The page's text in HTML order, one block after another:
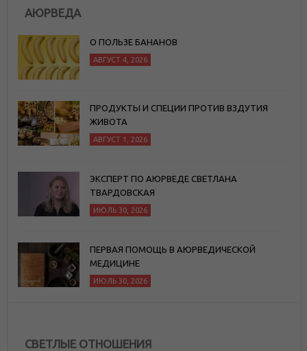
АЮРВЕДА
О ПОЛЬЗЕ БАНАНОВ
АВГУСТ 4, 2026
ПРОДУКТЫ И СПЕЦИИ ПРОТИВ ВЗДУТИЯ
ЖИВОТА
АВГУСТ 1, 2026
ЭКСПЕРТ ПО АЮРВЕДЕ СВЕТЛАНА
ТВАРДОВСКАЯ
ИЮЛЬ 30, 2026
ПЕРВАЯ ПОМОЩЬ В АЮРВЕДИЧЕСКОЙ
МЕДИЦИНЕ
ИЮЛЬ 30, 2026
СВЕТЛЫЕ ОТНОШЕНИЯ